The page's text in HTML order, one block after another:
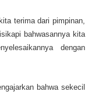
terima dari pimpinan,
bahwasannya kita
dengan
bahwa sekecil